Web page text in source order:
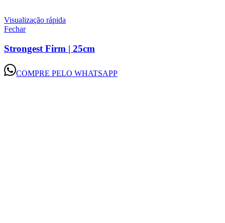
Visualização rápida
Fechar
Strongest Firm | 25cm
COMPRE PELO WHATSAPP